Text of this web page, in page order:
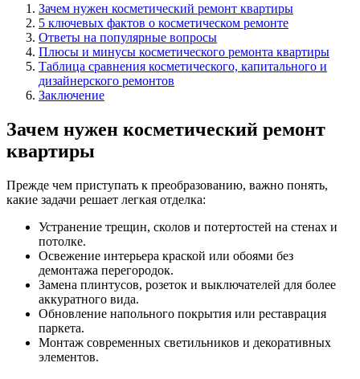
Зачем нужен косметический ремонт квартиры
5 ключевых фактов о косметическом ремонте
Ответы на популярные вопросы
Плюсы и минусы косметического ремонта квартиры
Таблица сравнения косметического, капитального и
дизайнерского ремонтов
Заключение
Зачем нужен косметический ремонт
квартиры
Прежде чем приступать к преобразованию, важно понять,
какие задачи решает легкая отделка:
Устранение трещин, сколов и потертостей на стенах и
потолке.
Освежение интерьера краской или обоями без
демонтажа перегородок.
Замена плинтусов, розеток и выключателей для более
аккуратного вида.
Обновление напольного покрытия или реставрация
паркета.
Монтаж современных светильников и декоративных
элементов.